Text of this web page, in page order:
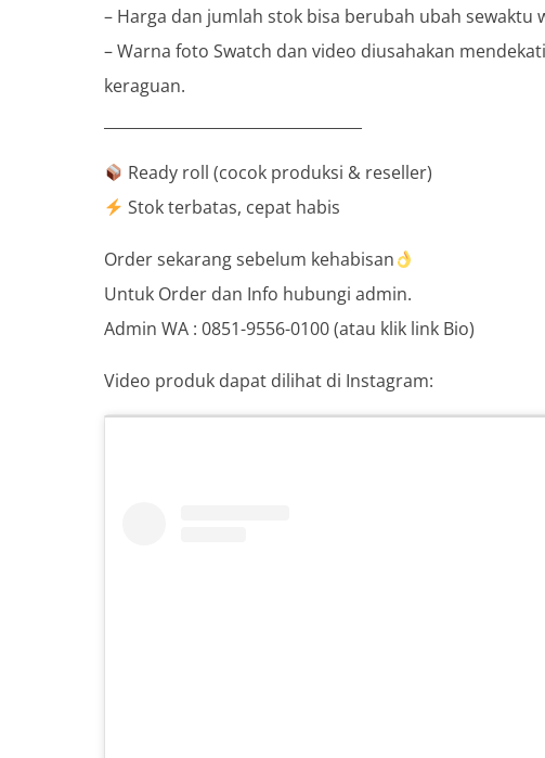
– Harga dan jumlah stok bisa berubah ubah sewaktu
– Warna foto Swatch dan video diusahakan
keraguan.
Ready roll (cocok produksi & reseller)
Stok terbatas, cepat habis
Order sekarang sebelum kehabisan
Untuk Order dan Info hubungi admin.
Admin WA : 0851-9556-0100 (atau klik link Bio)
Video produk dapat dilihat di Instagram: